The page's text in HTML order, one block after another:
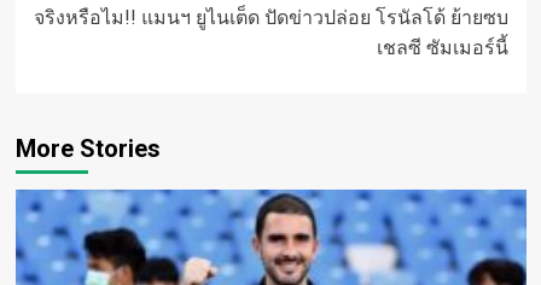
จริงหรือไม!! แมนฯ ยูไนเต็ด ปัดข่าวปล่อย โรนัลโด้ ย้ายซบ
เชลซี ซัมเมอร์นี้
More Stories